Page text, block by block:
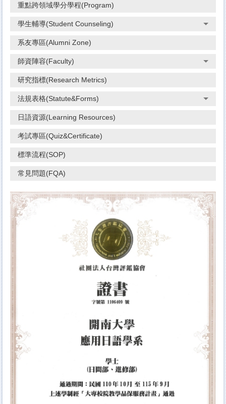
重點跨領域學分學程(Program)
學生輔導(Student Counseling)
系友專區(Alumni Zone)
師資陣容(Faculty)
研究指標(Research Metrics)
法規表格(Statute&Forms)
日語資源(Learning Resources)
考試專區(Quiz&Certificate)
標準流程(SOP)
常見問題(FQA)